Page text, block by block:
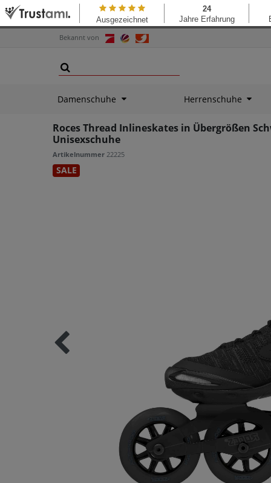
Bekannt von
Damenschuhe Herrenschuhe
Roces Thread Inlineskates in Übergrößen
Unisexschuhe
Artikelnummer 22225
SALE